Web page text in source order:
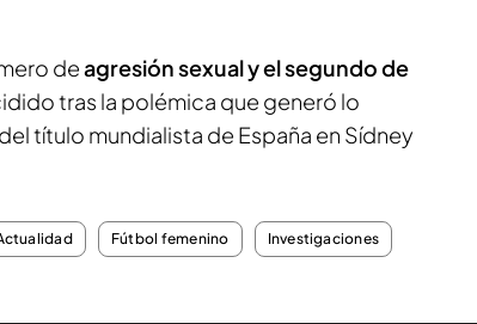
deagresión sexual y el segundo de
tras la polémica que generó lo
título mundialista de España en Sídney
Fútbol femenino Investigaciones